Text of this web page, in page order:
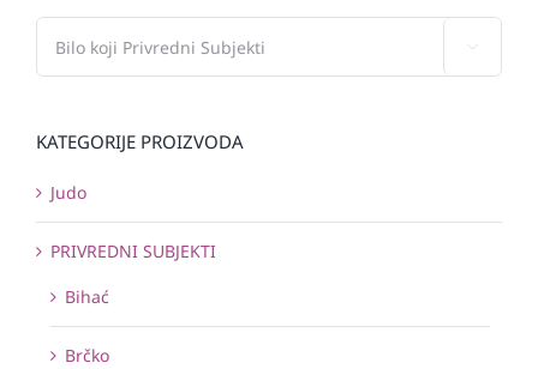
KATEGORIJE PROIZVODA
Judo
PRIVREDNI SUBJEKTI
Bihać
Brčko